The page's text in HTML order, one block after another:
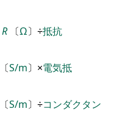
R 〔Ω〕 ÷抵抗
〔S/m〕 ×電気抵
〔S/m〕 ÷コンダクタン